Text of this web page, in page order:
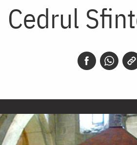
Cedrul